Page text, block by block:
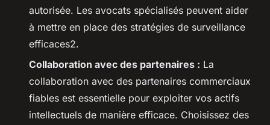
autorisée. Les avocats spécialisés peuvent aider
à mettre en place des stratégies de surveillance
efficaces2.
Collaboration avec des partenaires : La
collaboration avec des partenaires commerciaux
fiables est essentielle pour exploiter vos actifs
intellectuels de manière efficace. Choisissez des